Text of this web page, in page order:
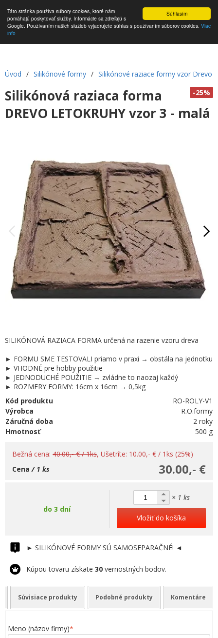
Súhlasím
Táto stránka používa súbory cookies, ktoré nám
pomáhajú poskytovať služby. Informácie sa zdieľajú s
Google. Používaním našich služieb vyjadrujete súhlas s používaním súborov cookies. Viac
info
Úvod / Silikónové formy / Silikónové raziace formy vzor Drevo
-25%
Silikónová raziaca forma
DREVO LETOKRUHY vzor 3 - malá
SILIKÓNOVÁ RAZIACA FORMA určená na razenie vzoru dreva
► FORMU SME TESTOVALI priamo v praxi → obstála na jednotku
► VHODNÉ pre hobby použitie
► JEDNODUCHÉ POUŽITIE → zvládne to naozaj každý
► ROZMERY FORMY: 16cm x 16cm → 0,5kg
Kód produktu
RO-ROLY-V1
Výrobca
R.O.formy
Záručná doba
2 roky
Hmotnosť
500 g
Bežná cena: 40.00,- € / 1ks, Ušetríte: 10.00,- € / 1ks (25%)
30.00,- €
Cena / 1 ks
do 3 dní
× 1 ks
Vložiť do košíka
► SILIKÓNOVÉ FORMY SÚ SAMOSEPARAČNÉ! ◄
Kúpou tovaru získate 30 vernostných bodov.
Súvisiace produkty Podobné produkty Komentáre
Meno (názov firmy)*